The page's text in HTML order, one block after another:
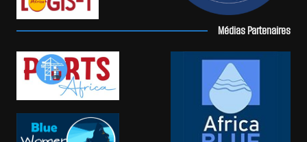
Médias Partenaires